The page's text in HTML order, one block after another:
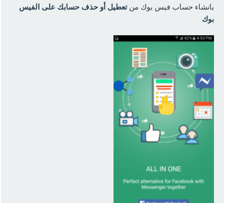
بانشاء حساب فيس بوك منتعطيل أو حذف حسابك على الفيس
بوك